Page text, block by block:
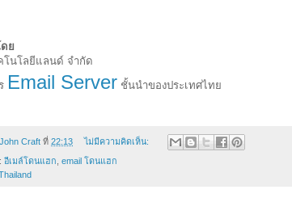
ย
โนโลยีแลนด์ จำกัด
Email Server ชั้นนำของประเทศไทย
John Craft ที่ 22:13 ไม่มีความคิดเห็น:
อีเมล์โดนแฮก email โดนแฮก